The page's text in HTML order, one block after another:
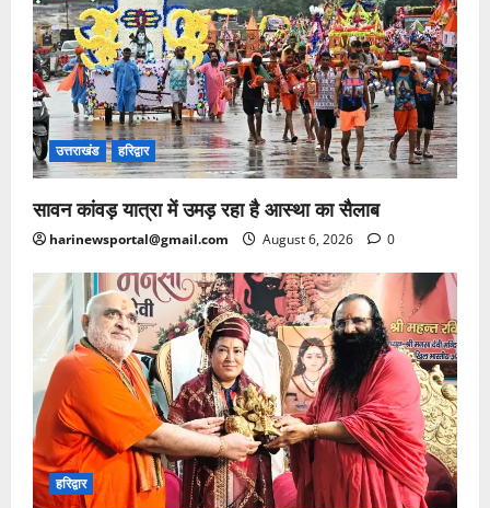
उत्तराखंड हरिद्वार
सावन कांवड़ यात्रा में उमड़ रहा है आस्था का सैलाब
harinewsportal@gmail.com August 6, 2026 0
हरिद्वार